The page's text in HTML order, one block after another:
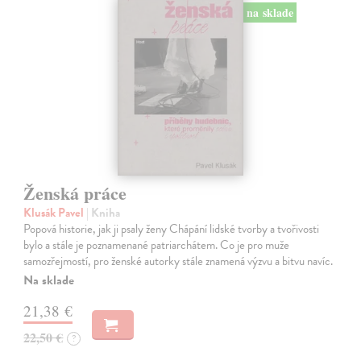
na sklade
Ženská práce
Klusák Pavel | Kniha
Popová historie, jak ji psaly ženy Chápání lidské tvorby a tvořivosti
bylo a stále je poznamenané patriarchátem. Co je pro muže
samozřejmostí, pro ženské autorky stále znamená výzvu a bitvu navíc.
Na sklade
21,38 €
22,50 € ?